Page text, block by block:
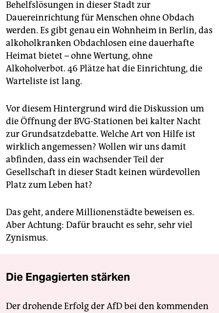
Behelfslösungen in dieser Stadt zur
Dauereinrichtung für Menschen ohne Obdach
werden. Es gibt genau ein Wohnheim in Berlin, das
alkoholkranken Obdachlosen eine dauerhafte
Heimat bietet – ohne Wertung, ohne
Alkoholverbot. 46 Plätze hat die Einrichtung, die
Warteliste ist lang.
Vor diesem Hintergrund wird die Diskussion um
die Öffnung der BVG-Stationen bei kalter Nacht
zur Grundsatzdebatte. Welche Art von Hilfe ist
wirklich angemessen? Wollen wir uns damit
abfinden, dass ein wachsender Teil der
Gesellschaft in dieser Stadt keinen würdevollen
Platz zum Leben hat?
Das geht, andere Millionenstädte beweisen es.
Aber Achtung: Dafür braucht es sehr, sehr viel
Zynismus.
Die Engagierten stärken
Der drohende Erfolg der AfD bei den kommenden